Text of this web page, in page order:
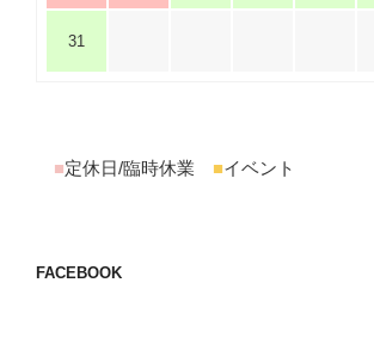
31
■定休日/臨時休業 ■イベント
FACEBOOK